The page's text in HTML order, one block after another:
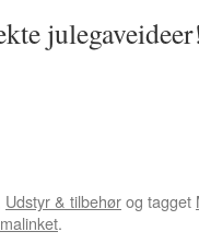
Udstyr & tilbehørog tagget
.